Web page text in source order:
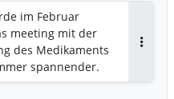
im Februar
meeting mit der
des Medikaments
spannender.